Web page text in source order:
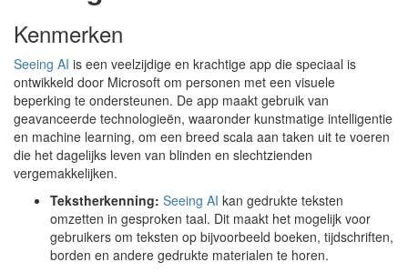
Kenmerken
Seeing AI is een veelzijdige en krachtige app die speciaal is
ontwikkeld door Microsoft om personen met een visuele
beperking te ondersteunen. De app maakt gebruik van
geavanceerde technologieën, waaronder kunstmatige intelligentie
en machine learning, om een breed scala aan taken uit te voeren
die het dagelijks leven van blinden en slechtzienden
vergemakkelijken.
Tekstherkenning: Seeing AI kan gedrukte teksten
omzetten in gesproken taal. Dit maakt het mogelijk voor
gebruikers om teksten op bijvoorbeeld boeken, tijdschriften,
borden en andere gedrukte materialen te horen.